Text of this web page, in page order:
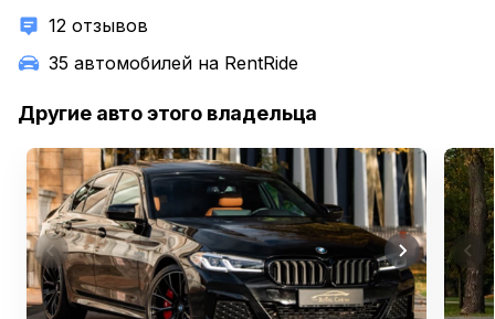
12 отзывов
35 автомобилей на RentRide
Другие авто этого владельца